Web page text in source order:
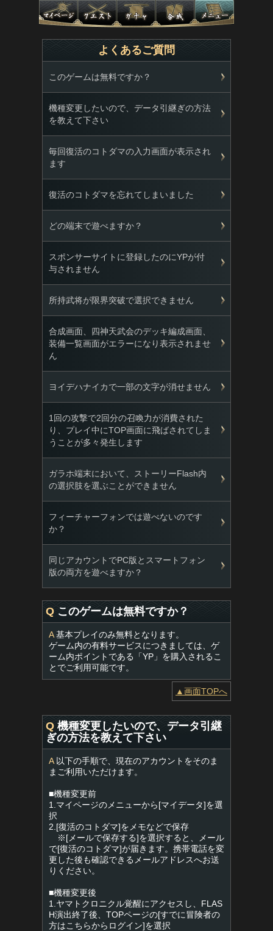
よくあるご質問
このゲームは無料ですか？
機種変更したいので、データ引継ぎの方法
を教えて下さい
毎回復活のコトダマの入力画面が表示され
ます
復活のコトダマを忘れてしまいました
どの端末で遊べますか？
スポンサーサイトに登録したのにYPが付
与されません
所持武将が限界突破で選択できません
合成画面、四神天武会のデッキ編成画面、
装備一覧画面がエラーになり表示されませ
ん
ヨイデハナイカで一部の文字が消せません
1回の攻撃で2回分の召喚力が消費された
り、プレイ中にTOP画面に飛ばされてしま
うことが多々発生します
ガラホ端末において、ストーリーFlash内
の選択肢を選ぶことができません
フィーチャーフォンでは遊べないのです
か？
同じアカウントでPC版とスマートフォン
版の両方を遊べますか？
Q このゲームは無料ですか？
A基本プレイのみ無料となります。
ゲーム内の有料サービスにつきましては、ゲ
ーム内ポイントである「YP」を購入されるこ
とでご利用可能です。
▲画面TOPへ
Q 機種変更したいので、データ引継
ぎの方法を教えて下さい
A以下の手順で、現在のアカウントをそのま
まご利用いただけます。
■機種変更前
1.マイページのメニューから[マイデータ]を選
択
2.[復活のコトダマ]をメモなどで保存
※[メールで保存する]を選択すると、メール
で[復活のコトダマ]が届きます。携帯電話を変
更した後も確認できるメールアドレスへお送
りください。
■機種変更後
1.ヤマトクロニクル覚醒にアクセスし、FLAS
H演出終了後、TOPページの[すでに冒険者の
方はこちらからログイン]を選択